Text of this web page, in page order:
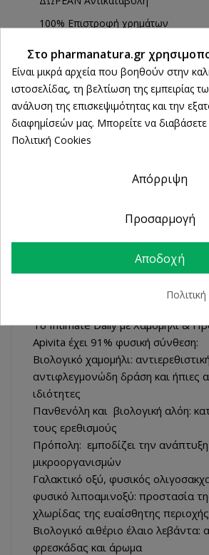
100% Επιστροφή χρημάτων
Άμεση Παραλαβή
από 2 Φυσικά Καταστήματα
ΠΕΡΙΓΡΑΦΉ
ΛΕΠΤΟΜΈΡΕΙΕΣ
Απλώστε καθημερινά σε βρεγμένη
Κάνετε απαλό αφρό και έπειτα
Το Intimate Daily με Χαμομήλι &
Apivita έχει 91% φυσική σύνθεση:
Βιολογικό χαμομήλι:
αντιφλεγμονώδη δράση και ήπιες
ιδιότητες
Πανθενόλη και βιολογική αλόη:
τους ερεθισμούς
Πρόπολη: εμποδίζει την
μικροοργανισμών
Γαλακτικό οξύ, φυσικός
φυσικό λιποαμινοξύ: προστασία
χλωρίδας της ευαίσθητης
Βιολογικό αιθέριο έλαιο λεβάντα:
φρεσκάδας και άρωμα
Στο pharmanatura.gr
Είναι μικρά αρχεία που βοηθούν στην
ιστοσελίδας, τη βελτίωση της εμπειρίας
ανάλυση της επισκεψιμότητας και την
διαφημίσεών μας. Μπορείτε να
Πολιτική Cookies
Απόρριψη
Προσαρμογή
Αποδοχή